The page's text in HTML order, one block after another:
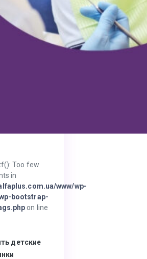
Too few
in
www/wp-
bootstrap-
on line
детские